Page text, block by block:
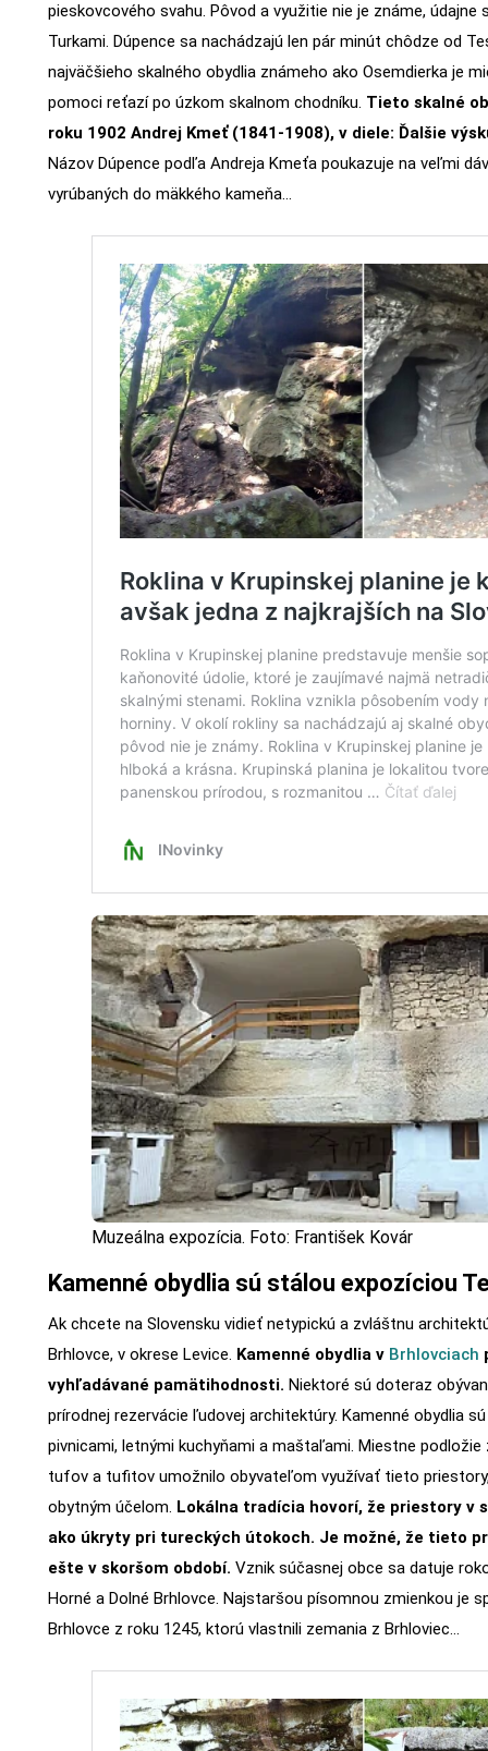
pieskovcového svahu. Pôvod a využitie nie je známe, údajne
Turkami. Dúpence sa nachádzajú len pár minút chôdze od
najväčšieho skalného obydlia známeho ako Osemdierka je
pomoci reťazí po úzkom skalnom chodníku. Tieto skalné
roku 1902 Andrej Kmeť (1841-1908), v diele: Ďalšie
Názov Dúpence podľa Andreja Kmeťa poukazuje na veľmi
vyrúbaných do mäkkého kameňa…
Muzeálna expozícia. Foto: František Kovár
Kamenné obydlia sú stálou expozíciou
Ak chcete na Slovensku vidieť netypickú a zvláštnu
Brhlovce, v okrese Levice. Kamenné obydlia v Brhlovciach
vyhľadávané pamätihodnosti. Niektoré sú doteraz
prírodnej rezervácie ľudovej architektúry. Kamenné obydlia
pivnicami, letnými kuchyňami a maštaľami. Miestne
tufov a tufitov umožnilo obyvateľom využívať tieto
obytným účelom. Lokálna tradícia hovorí, že priestory v
ako úkryty pri tureckých útokoch. Je možné, že tieto
ešte v skoršom období. Vznik súčasnej obce sa datuje
Horné a Dolné Brhlovce. Najstaršou písomnou zmienkou je
Brhlovce z roku 1245, ktorú vlastnili zemania z Brhloviec…